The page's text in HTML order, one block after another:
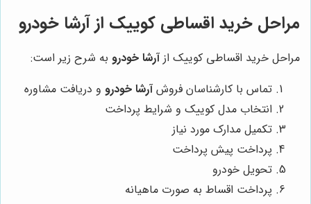
مراحل خرید اقساطی کوییک از آرشا خودرو
مراحل خرید اقساطی کوییک ازآرشا خودرو به شرح زیر است:
تماس با کارشناسان فروشآرشا خودرو و دریافت مشاوره
انتخاب مدل کوییک و شرایط پرداخت
تکمیل مدارک مورد نیاز
پرداخت پیش پرداخت
تحویل خودرو
پرداخت اقساط به صورت ماهیانه